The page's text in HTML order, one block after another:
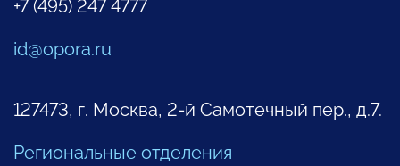
+7 (495) 247 4777
id@opora.ru
127473, г. Москва, 2-й Самотечный пер., д.7.
Региональные отделения